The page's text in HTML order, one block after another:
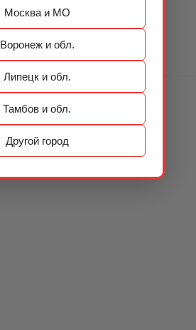
Москва и МО
Воронеж и обл.
Липецк и обл.
Тамбов и обл.
Другой город